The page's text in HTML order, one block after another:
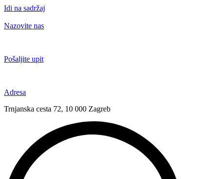
Idi na sadržaj
Nazovite nas
Pošaljite upit
Adresa
Trnjanska cesta 72, 10 000 Zagreb